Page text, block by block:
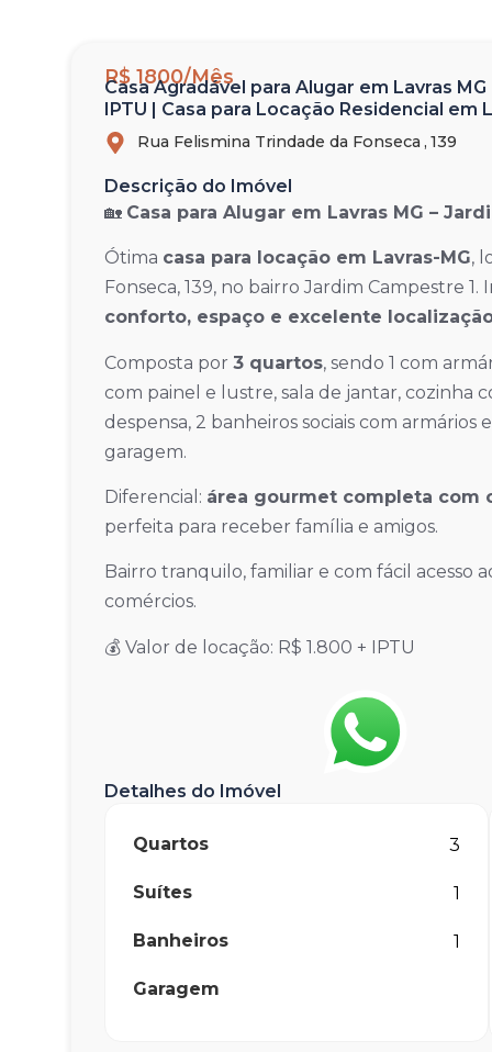
R$ 1800/Mês
Casa Agradável para Alugar em Lavras
IPTU | Casa para Locação Residencial em
Rua Felismina Trindade da Fonseca , 139
Descrição do Imóvel
🏡 Casa para Alugar em Lavras MG –
Ótima casa para locação em Lavras-MG,
Fonseca, 139, no bairro Jardim Campestre
conforto, espaço e excelente
Composta por 3 quartos, sendo 1 com
com painel e lustre, sala de jantar, cozinha
despensa, 2 banheiros sociais com
garagem.
Diferencial: área gourmet completa com
perfeita para receber família e amigos.
Bairro tranquilo, familiar e com fácil acesso
comércios.
💰 Valor de locação: R$ 1.800 + IPTU
Detalhes do Imóvel
Quartos 3
Suítes 1
Banheiros 1
Garagem